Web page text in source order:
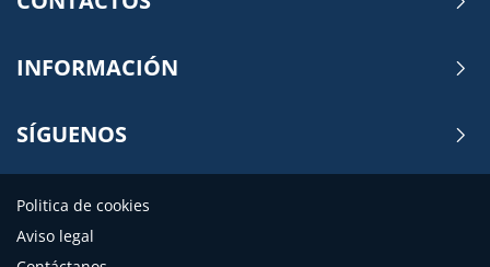
INFORMACIÓN
SÍGUENOS
Politica de cookies
Aviso legal